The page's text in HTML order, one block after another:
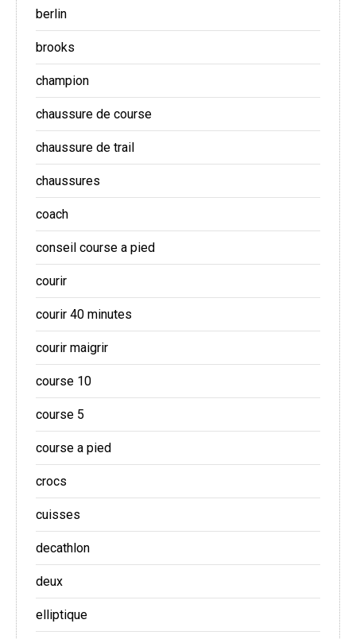
berlin
brooks
champion
chaussure de course
chaussure de trail
chaussures
coach
conseil course a pied
courir
courir 40 minutes
courir maigrir
course 10
course 5
course a pied
crocs
cuisses
decathlon
deux
elliptique